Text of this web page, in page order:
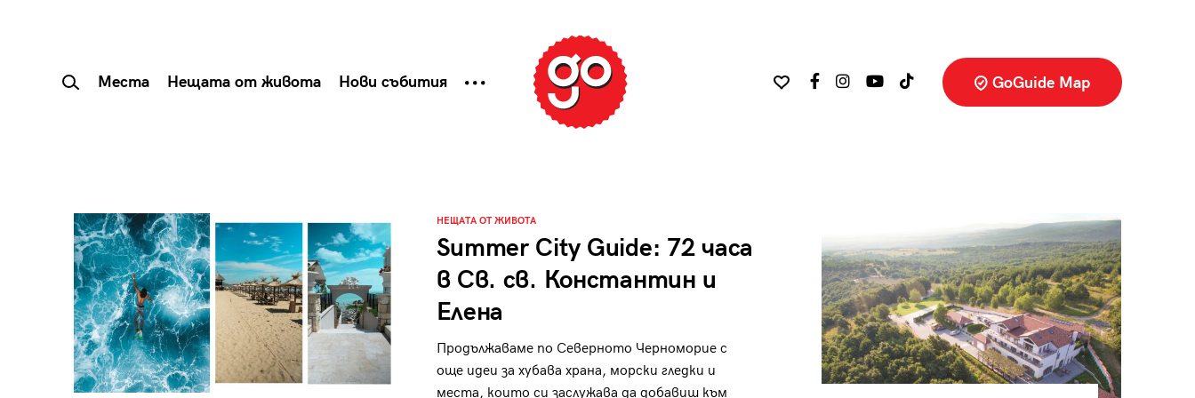
Места Нещата от живота Нови събития GoGuide Map
НЕЩАТА ОТ ЖИВОТА
Summer City Guide: 72 часа
в Св. св. Константин и
Елена
Продължаваме по Северното Черноморие с
още идеи за хубава храна, морски гледки и
места, които си заслужава да добавиш към